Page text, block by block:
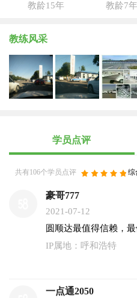
教龄15年
教龄7年
教练风采
学员点评
共有106个学员点评 综
豪哥777
2021-07-12
圆顺达最值得信赖，
IP属地：呼和浩特
一点通2050